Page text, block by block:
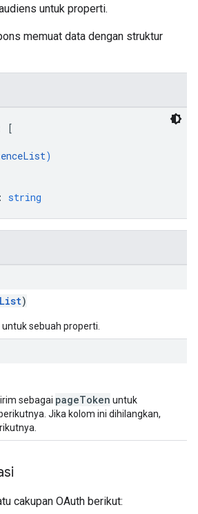
untuk properti.
memuat data dengan struktur
[
)
: string
)
sebuah properti.
sebagai pageToken untuk
Jika kolom ini dihilangkan,
cakupan OAuth berikut: